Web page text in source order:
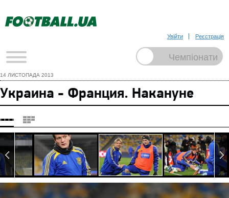
Увійти Реєстрація
14 ЛИСТОПАДА 2013
Украина - Франция. Накануне